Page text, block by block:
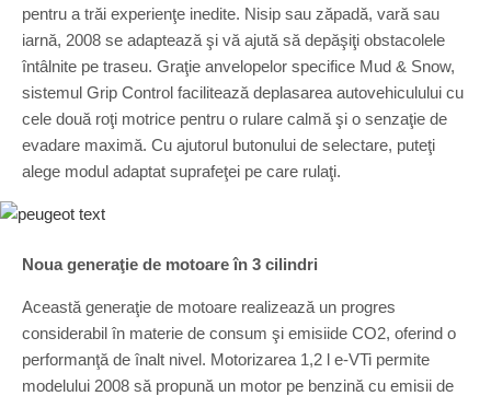
pentru a trăi experienţe inedite. Nisip sau zăpadă, vară sau
iarnă, 2008 se adaptează şi vă ajută să depăşiţi obstacolele
întâlnite pe traseu. Graţie anvelopelor specifice Mud & Snow,
sistemul Grip Control facilitează deplasarea autovehiculului cu
cele două roţi motrice pentru o rulare calmă şi o senzaţie de
evadare maximă. Cu ajutorul butonului de selectare, puteţi
alege modul adaptat suprafeţei pe care rulaţi.
Noua generaţie de motoare în 3 cilindri
Această generaţie de motoare realizează un progres
considerabil în materie de consum şi emisiide CO2, oferind o
performanţă de înalt nivel. Motorizarea 1,2 l e-VTi permite
modelului 2008 să propună un motor pe benzină cu emisii de